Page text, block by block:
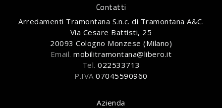
Contatti
Arredamenti Tramontana S.n.c. di Tramontana A&C.
Via Cesare Battisti, 25
20093 Cologno Monzese (Milano)
Email.mobilitramontana@libero.it
Tel. 022533713
P.IVA07045590960
Azienda